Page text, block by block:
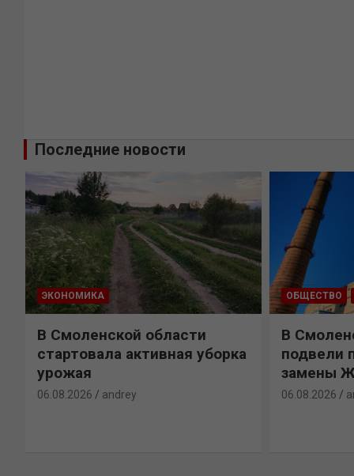
Последние новости
ЭКОНОМИКА
В Смоленской области
стартовала активная уборка
урожая
06.08.2026 andrey
ОБЩЕСТВО
В
подвели
замены
06.08.2026